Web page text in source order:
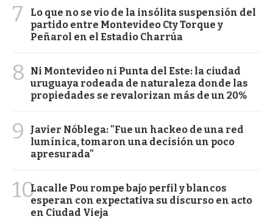
7
Lo que no se vio de la insólita suspensión del
partido entre Montevideo Cty Torque y
Peñarol en el Estadio Charrúa
8
Ni Montevideo ni Punta del Este: la ciudad
uruguaya rodeada de naturaleza donde las
propiedades se revalorizan más de un 20%
9
Javier Nóblega: "Fue un hackeo de una red
lumínica, tomaron una decisión un poco
apresurada"
10Lacalle Pou rompe bajo perfil y blancos
esperan con expectativa su discurso en acto
en Ciudad Vieja